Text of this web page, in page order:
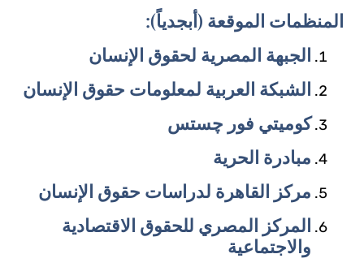
المنظمات الموقعة (أبجدياً):
الجبهة المصرية لحقوق الإنسان
الشبكة العربية لمعلومات حقوق الإنسان
كوميتي فور چستس
مبادرة الحرية
مركز القاهرة لدراسات حقوق الإنسان
المركز المصري للحقوق الاقتصادية
والاجتماعية